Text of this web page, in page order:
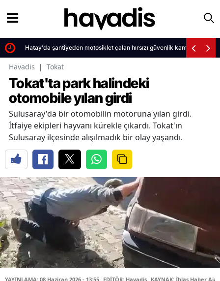
Hatay'da şantiyeden motosiklet çalan hırsızı güvenlik kameraları ele
Havadis | Tokat
Tokat'ta park halindeki
otomobile yılan girdi
Sulusaray'da bir otomobilin motoruna yılan girdi.
İtfaiye ekipleri hayvanı kürekle çıkardı. Tokat'ın
Sulusaray ilçesinde alışılmadık bir olay yaşandı.
YAYINLAMA: 08 Haziran 2026 - 13:55 EDİTÖR: Havadis KAYNAK: İhlas Haber